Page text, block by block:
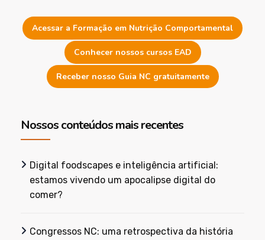
Acessar a Formação em Nutrição Comportamental
Conhecer nossos cursos EAD
Receber nosso Guia NC gratuitamente
Nossos conteúdos mais recentes
Digital foodscapes e inteligência artificial:
estamos vivendo um apocalipse digital do
comer?
Congressos NC: uma retrospectiva da história